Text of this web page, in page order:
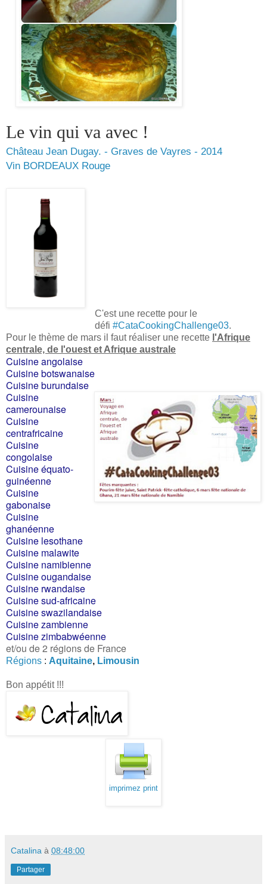
Le vin qui va avec !
Château Jean Dugay. - Graves de Vayres - 2014
Vin BORDEAUX Rouge
C'est une recette pour le
défi #CataCookingChallenge03.
Pour le thème de mars il faut réaliser une recette l'Afrique
centrale, de l'ouest et Afrique australe
Cuisine angolaise
Cuisine botswanaise
Cuisine burundaise
Cuisine
camerounaise
Cuisine
centrafricaine
Cuisine
congolaise
Cuisine équato-
guinéenne
Cuisine
gabonaise
Cuisine
ghanéenne
Cuisine lesothane
Cuisine malawite
Cuisine namibienne
Cuisine ougandaise
Cuisine rwandaise
Cuisine sud-africaine
Cuisine swazilandaise
Cuisine zambienne
Cuisine zimbabwéenne
et/ou de 2 régions de France
Régions : Aquitaine, Limousin
Bon appétit !!!
imprimez print
Catalina à 08:48:00
Partager